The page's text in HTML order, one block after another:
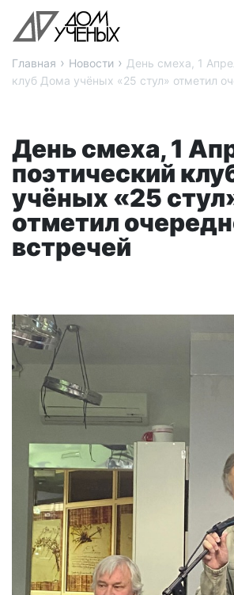
Главная › Новости › День смеха, 1
клуб Дома учёных «25 стул» отметил
День смеха, 1
поэтический
учёных «25
отметил
встречей